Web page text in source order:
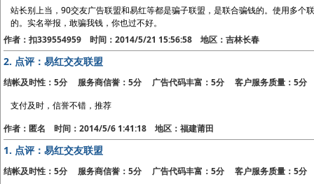
站长别上当，90交友广告联盟和易红等都是骗子联盟，是联合骗钱的。使用多个
的。实名举报，敢骗我钱，你也过不好。
作者：扣339554959 时间：2014/5/21 15:56:58 地区：吉林长春
2. 点评：易红交友联盟
结帐及时性：5分 服务商信誉：5分 广告代码丰富：5分 客户服务质量：5分
支付及时，信誉不错，推荐
作者：匿名 时间：2014/5/6 1:41:18 地区：福建莆田
1. 点评：易红交友联盟
结帐及时性：5分 服务商信誉：5分 广告代码丰富：5分 客户服务质量：5分